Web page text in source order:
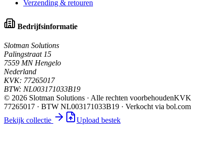
Verzending & retouren
Bedrijfsinformatie
Slotman Solutions
Palingstraat 15
7559 MN Hengelo
Nederland
KVK: 77265017
BTW: NL003171033B19
© 2026 Slotman Solutions · Alle rechten voorbehoudenKVK
77265017 · BTW NL003171033B19 · Verkocht via bol.com
Bekijk collectie
Upload bestek